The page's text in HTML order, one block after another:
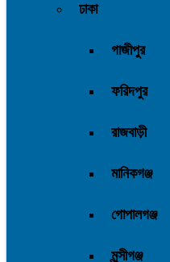
ঢাকা
গাজীপুর
ফরিদপুর
রাজবাড়ী
মানিকগঞ্জ
গোপালগঞ্জ
মুন্সীগঞ্জ